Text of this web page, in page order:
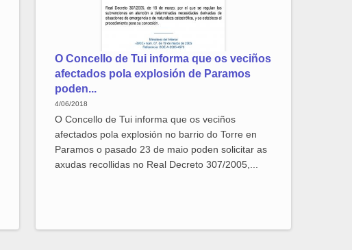
O Concello de Tui informa que os veciños
afectados pola explosión de Paramos
poden...
4/06/2018
O Concello de Tui informa que os veciños
afectados pola explosión no barrio do Torre en
Paramos o pasado 23 de maio poden solicitar as
axudas recollidas no Real Decreto 307/2005,...